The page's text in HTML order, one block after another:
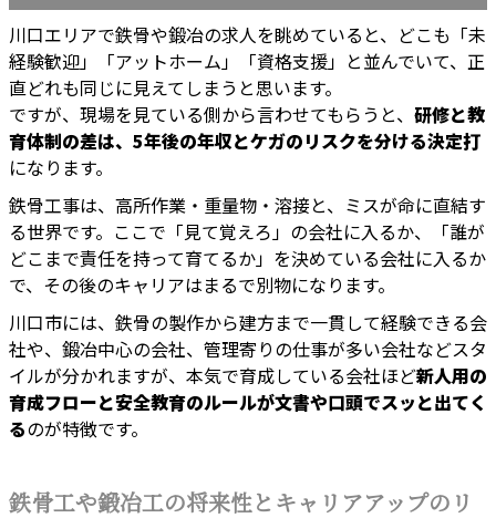
川口エリアで鉄骨や鍛冶の求人を眺めていると、どこも「未
経験歓迎」「アットホーム」「資格支援」と並んでいて、正
直どれも同じに見えてしまうと思います。
ですが、現場を見ている側から言わせてもらうと、 研修と教
育体制の差は、5年後の年収とケガのリスクを分ける決定打
になります。
鉄骨工事は、高所作業・重量物・溶接と、ミスが命に直結す
る世界です。ここで「見て覚えろ」の会社に入るか、「誰が
どこまで責任を持って育てるか」を決めている会社に入るか
で、その後のキャリアはまるで別物になります。
川口市には、鉄骨の製作から建方まで一貫して経験できる会
社や、鍛冶中心の会社、管理寄りの仕事が多い会社などスタ
イルが分かれますが、本気で育成している会社ほど新人用の
育成フローと安全教育のルールが文書や口頭でスッと出てく
るのが特徴です。
鉄骨工や鍛冶工の将来性とキャリアアップのリ